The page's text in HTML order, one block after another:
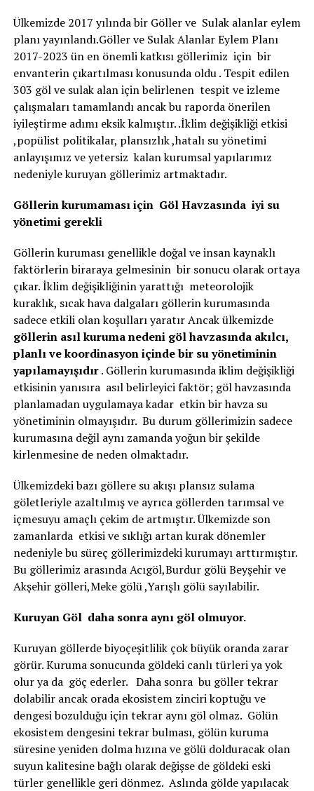
Ülkemizde 2017 yılında bir Göller ve Sulak alanlar eylem
planı yayınlandı.Göller ve Sulak Alanlar Eylem Planı
2017-2023 ün en önemli katkısı göllerimiz için bir
envanterin çıkartılması konusunda oldu . Tespit edilen
303 göl ve sulak alan için belirlenen tespit ve izleme
çalışmaları tamamlandı ancak bu raporda önerilen
iyileştirme adımı eksik kalmıştır. .İklim değişikliği etkisi
,popülist politikalar, plansızlık ,hatalı su yönetimi
anlayışımız ve yetersiz kalan kurumsal yapılarımız
nedeniyle kuruyan göllerimiz artmaktadır.
Göllerin kurumaması için Göl Havzasında iyi su
yönetimi gerekli
Göllerin kuruması genellikle doğal ve insan kaynaklı
faktörlerin biraraya gelmesinin bir sonucu olarak ortaya
çıkar. İklim değişikliğinin yarattığı meteorolojik
kuraklık, sıcak hava dalgaları göllerin kurumasında
sadece etkili olan koşulları yaratır Ancak ülkemizde
göllerin asıl kuruma nedeni göl havzasında akılcı,
planlı ve koordinasyon içinde bir su yönetiminin
yapılamayışıdır. Göllerin kurumasında iklim değişikliği
etkisinin yanısıra asıl belirleyici faktör; göl havzasında
planlamadan uygulamaya kadar etkin bir havza su
yönetiminin olmayışıdır. Bu durum göllerimizin sadece
kurumasına değil aynı zamanda yoğun bir şekilde
kirlenmesine de neden olmaktadır.
Ülkemizdeki bazı göllere su akışı plansız sulama
göletleriyle azaltılmış ve ayrıca göllerden tarımsal ve
içmesuyu amaçlı çekim de artmıştır. Ülkemizde son
zamanlarda etkisi ve sıklığı artan kurak dönemler
nedeniyle bu süreç göllerimizdeki kurumayı arttırmıştır.
Bu göllerimiz arasında Acıgöl,Burdur gölü Beyşehir ve
Akşehir gölleri,Meke gölü ,Yarışlı gölü sayılabilir.
Kuruyan Göl daha sonra aynı göl olmuyor.
Kuruyan göllerde biyoçeşitlilik çok büyük oranda zarar
görür. Kuruma sonucunda göldeki canlı türleri ya yok
olur ya da göç ederler. Daha sonra bu göller tekrar
dolabilir ancak orada ekosistem zinciri koptuğu ve
dengesi bozulduğu için tekrar aynı göl olmaz. Gölün
ekosistem dengesini tekrar bulması, gölün kuruma
süresine yeniden dolma hızına ve gölü dolduracak olan
suyun kalitesine bağlı olarak değişse de göldeki eski
türler genellikle geri dönmez. Aslında gölde yapılacak